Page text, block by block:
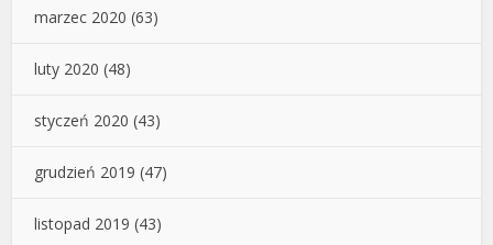
marzec 2020 (63)
luty 2020 (48)
styczeń 2020 (43)
grudzień 2019 (47)
listopad 2019 (43)